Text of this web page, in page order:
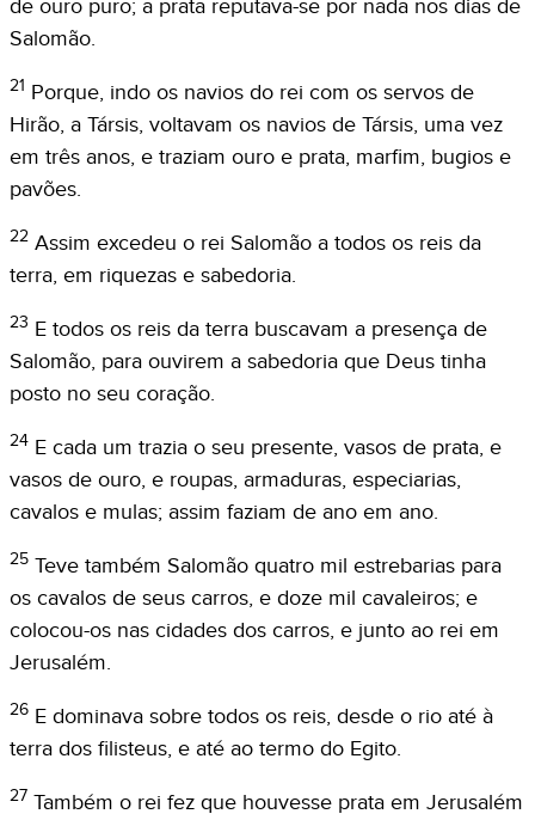
de ouro puro; a prata reputava-se por nada nos dias de
Salomão.
21 Porque, indo os navios do rei com os servos de
Hirão, a Társis, voltavam os navios de Társis, uma vez
em três anos, e traziam ouro e prata, marfim, bugios e
pavões.
22 Assim excedeu o rei Salomão a todos os reis da
terra, em riquezas e sabedoria.
23 E todos os reis da terra buscavam a presença de
Salomão, para ouvirem a sabedoria que Deus tinha
posto no seu coração.
24 E cada um trazia o seu presente, vasos de prata, e
vasos de ouro, e roupas, armaduras, especiarias,
cavalos e mulas; assim faziam de ano em ano.
25 Teve também Salomão quatro mil estrebarias para
os cavalos de seus carros, e doze mil cavaleiros; e
colocou-os nas cidades dos carros, e junto ao rei em
Jerusalém.
26 E dominava sobre todos os reis, desde o rio até à
terra dos filisteus, e até ao termo do Egito.
27 Também o rei fez que houvesse prata em Jerusalém